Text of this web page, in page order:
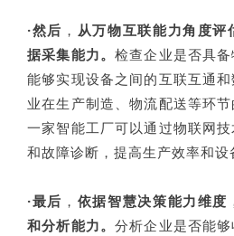
·然后 ， 从万物互联能力角度
据采集能力。检查企业是否具
能够实现设备之间的互联互通
业在生产制造、物流配送等环
一家智能工厂可以通过物联网
和故障诊断，提高生产效率和设
·最后 ， 依据智慧决策能力维度
和分析能力。分析企业是否能